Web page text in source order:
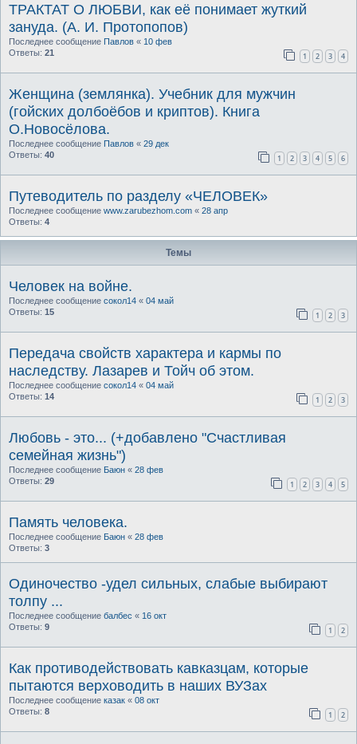
ТРАКТАТ О ЛЮБВИ, как её понимает жуткий
зануда. (А. И. Протопопов)
Последнее сообщение Павлов « 10 фев
Ответы: 21 1 2 3 4
Женщина (землянка). Учебник для мужчин
(гойских долбоёбов и криптов). Книга
О.Новосёлова.
Последнее сообщение Павлов « 29 дек
Ответы: 40 1 2 3 4 5 6
Путеводитель по разделу «ЧЕЛОВЕК»
Последнее сообщение www.zarubezhom.com « 28 апр
Ответы: 4
Темы
Человек на войне.
Последнее сообщение сокол14 « 04 май
Ответы: 15 1 2 3
Передача свойств характера и кармы по
наследству. Лазарев и Тойч об этом.
Последнее сообщение сокол14 « 04 май
Ответы: 14 1 2 3
Любовь - это... (+добавлено "Счастливая
семейная жизнь")
Последнее сообщение Баюн « 28 фев
Ответы: 29 1 2 3 4 5
Память человека.
Последнее сообщение Баюн « 28 фев
Ответы: 3
Одиночество -удел сильных, слабые выбирают
толпу ...
Последнее сообщение балбес « 16 окт
Ответы: 9 1 2
Как противодействовать кавказцам, которые
пытаются верховодить в наших ВУЗах
Последнее сообщение казак « 08 окт
Ответы: 8 1 2